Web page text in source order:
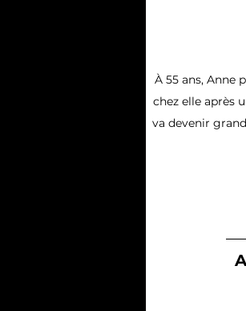
À 55 ans, Anne
chez elle après
va devenir